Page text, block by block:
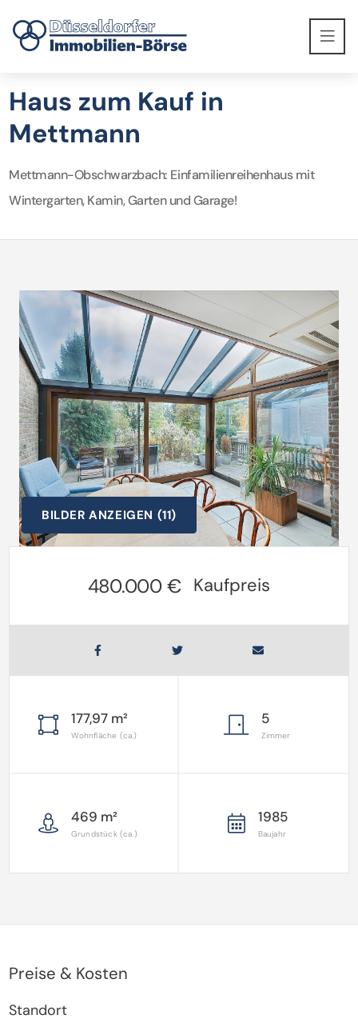
Haus zum Kauf in
Mettmann
Mettmann-Obschwarzbach: Einfamilienreihenhaus mit
Wintergarten, Kamin, Garten und Garage!
BILDER ANZEIGEN (11)
480.000 € Kaufpreis
177,97 m²
Wohnfläche (ca.)
5
Zimmer
469 m²
Grundstück (ca.)
1985
Baujahr
Preise & Kosten
Standort